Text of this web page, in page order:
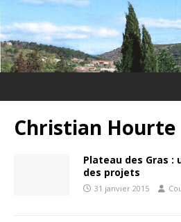
Christian Hourte
Plateau des Gras :
des projets
31 janvier 2015